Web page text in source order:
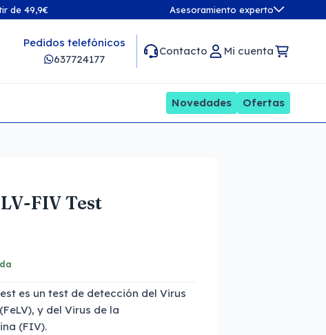
de 49,9€ Asesoramiento experto
Pedidos telefónicos
637724177
Contacto Mi cuenta
Novedades Ofertas
FIV Test
es un test de detección del Virus
y del Virus de la
(FIV).